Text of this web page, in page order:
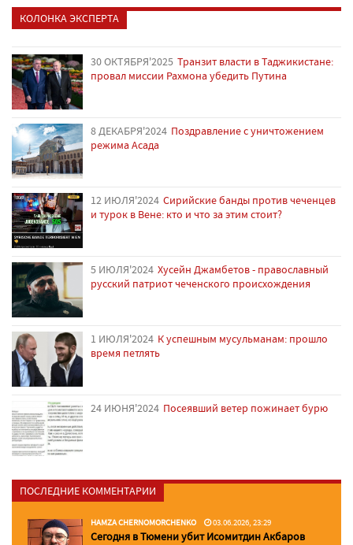
КОЛОНКА ЭКСПЕРТА
30 ОКТЯБРЯ'2025 Транзит власти в Таджикистане:
провал миссии Рахмона убедить Путина
8 ДЕКАБРЯ'2024 Поздравление с уничтожением
режима Асада
12 ИЮЛЯ'2024 Сирийские банды против чеченцев
и турок в Вене: кто и что за этим стоит?
5 ИЮЛЯ'2024 Хусейн Джамбетов - православный
русский патриот чеченского происхождения
1 ИЮЛЯ'2024 К успешным мусульманам: прошло
время петлять
24 ИЮНЯ'2024 Посеявший ветер пожинает бурю
ПОСЛЕДНИЕ КОММЕНТАРИИ
HAMZA CHERNOMORCHENKO 03.06.2026, 23:29
Сегодня в Тюмени убит Исомитдин Акбаров